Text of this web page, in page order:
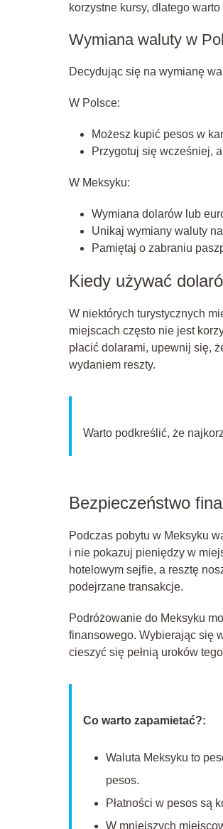
korzystne kursy, dlatego
Wymiana waluty w
Decydując się na wymianę
W Polsce:
Możesz kupić pesos w
Przygotuj się wcześniej,
W Meksyku:
Wymiana dolarów lub
Unikaj wymiany waluty
Pamiętaj o zabraniu
Kiedy używać
W niektórych turystycznych
miejscach często nie jest
płacić dolarami, upewnij się,
wydaniem reszty.
Warto podkreślić, że
Bezpieczeństwo
Podczas pobytu w Meksyku
i nie pokazuj pieniędzy w
hotelowym sejfie, a resztę
podejrzane transakcje.
Podróżowanie do Meksyku
finansowego. Wybierając się
cieszyć się pełnią uroków
Co warto zapamietać?:
Waluta Meksyku to
pesos.
Płatności w pesos są
W mniejszych